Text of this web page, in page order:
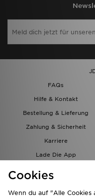
FAQs
Hilfe & Kontakt
Bestellung & Lieferung
Zahlung & Sicherheit
Karriere
Lade Die App
Cookies
Wenn du auf "Alle Cookies